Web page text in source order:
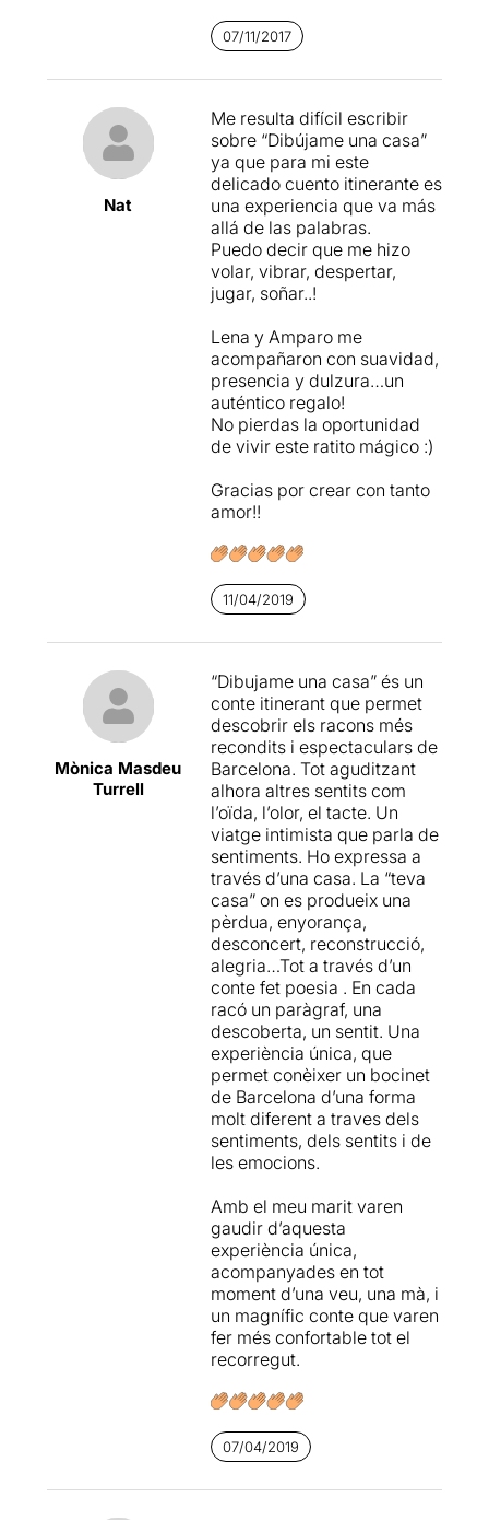
poder estar. Aquest passat
diumenge, sortint del
Teatre Romea, vaig fer camí
Es tracta d'una mena de
viatge poètic i itinerant pels
carrers i racons que són
força desconeguts, al
voltant de La Vilella
recorregut circular d'uns 45
minuts, que com espectador
fas tot sol, però sempre
o vàries persones que
t'acompanyen i que et van
indicant el que has de fer en
tot moment. Abans de
començar em demanen que
intenti no parlar durant tot el
intenti tenir les orelles ben
obertes, per gaudir al màxim
una petita maleta i després
d'acompanyar-me uns
centenars de metres
continuar el camí tot sol
indicant-me pel carrer on
hauré de girar més
endavant. Així ho faig i tot
seguit em trobo amb una
noia que serà la meva guia
durant tot el recorregut. Ella
ésMagda-Lena Staniewicz,
la creadora d'aquesta
experiència.
En silenci em fa asseure al
costat d'ella i plegats obrim
la maleta, on és trobemuna
petita caixeta que conté
unes petites flors, una
petita i bonica pedra, una
espelma, lluminsi una
petita cartolina blanca, on
em demana que pinti una
CASA. Segueixo les seves
instruccions en silenci ... i
evidentmentpinto una
mi és el símbol de viure la
vida tranquil·lament,
paladejant-la a cada
moment, el mes a poc a poc
possible, per gaudir-la al
màxim, sense presses.
A partir d'aquí, continuem
caminant i
trobant
missatges plens de poesia
a les esquerdes de les
parets del nostre
arbres. No sempre podré
07/11/2017
Nat
Me resulta difícil escribir
sobre “Dibújame una casa”
ya que para mi este
delicado cuento itinerante es
una experiencia que va más
allá de las palabras.
Puedo decir que me hizo
volar, vibrar, despertar,
jugar, soñar..!
Lena y Amparo me
acompañaron con suavidad,
presencia y dulzura…un
auténtico regalo!
No pierdas la oportunidad
de vivir este ratito mágico :)
Gracias por crear con tanto
amor!!
11/04/2019
Mònica Masdeu
Turrell
“Dibujame una casa” és un
conte itinerant que permet
descobrir els racons més
recondits i espectaculars de
Barcelona. Tot aguditzant
alhora altres sentits com
l’oïda, l’olor, el tacte. Un
viatge intimista que parla de
sentiments. Ho expressa a
través d’una casa. La “teva
casa” on es produeix una
pèrdua, enyorança,
desconcert, reconstrucció,
alegria…Tot a través d’un
conte fet poesia . En cada
racó un paràgraf, una
descoberta, un sentit. Una
experiència única, que
permet conèixer un bocinet
de Barcelona d’una forma
molt diferent a traves dels
sentiments, dels sentits i de
les emocions.
Amb el meu marit varen
gaudir d’aquesta
experiència única,
acompanyades en tot
moment d’una veu, una mà, i
un magnífic conte que varen
fer més confortable tot el
recorregut.
07/04/2019